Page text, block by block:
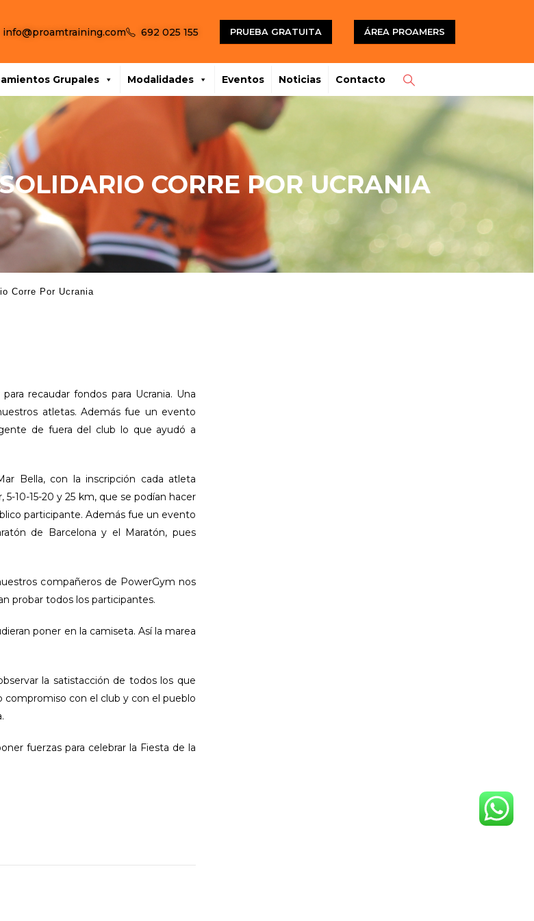
info@proamtraining.com 692 025 155 PRUEBA GRATUITA ÁREA PROAMERS
Grupales Modalidades Eventos Noticias Contacto
CORRE POR UCRANIA
Corre Por Ucrania
recaudar fondos para Ucrania. Una
atletas. Además fue un evento
de fuera del club lo que ayudó a
Bella, con la inscripción cada atleta
10-15-20 y 25 km, que se podían hacer
participante. Además fue un evento
de Barcelona y el Maratón, pues
compañeros de PowerGym nos
probar todos los participantes.
poner en la camiseta. Así la marea
la satistacción de todos los que
compromiso con el club y con el pueblo
fuerzas para celebrar la Fiesta de la